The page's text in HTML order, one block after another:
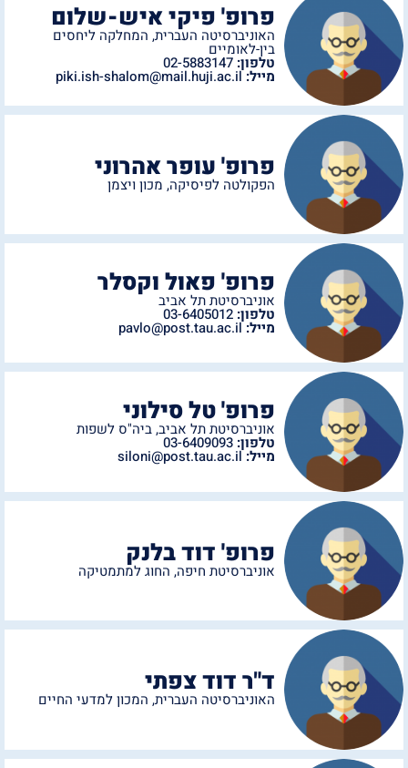
פרופ' פיקי איש-שלום
האוניברסיטה העברית, המחלקה ליחסים
בין-לאומיים
טלפון: 02-5883147
מייל:piki.ish-shalom@mail.huji.ac.il
פרופ' עופר אהרוני
הפקולטה לפיסיקה, מכון ויצמן
פרופ' פאול וקסלר
אוניברסיטת תל אביב
טלפון: 03-6405012
מייל:pavlo@post.tau.ac.il
פרופ' טל סילוני
אוניברסיטת תל אביב,ביה"ס לשפות
טלפון: 03-6409093
מייל:siloni@post.tau.ac.il
פרופ' דוד בלנק
אוניברסיטת חיפה, החוג למתמטיקה
ד"ר דוד צפתי
האוניברסיטה העברית, המכון למדעי החיים